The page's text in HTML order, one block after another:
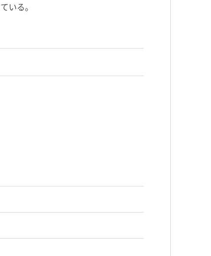
ている。